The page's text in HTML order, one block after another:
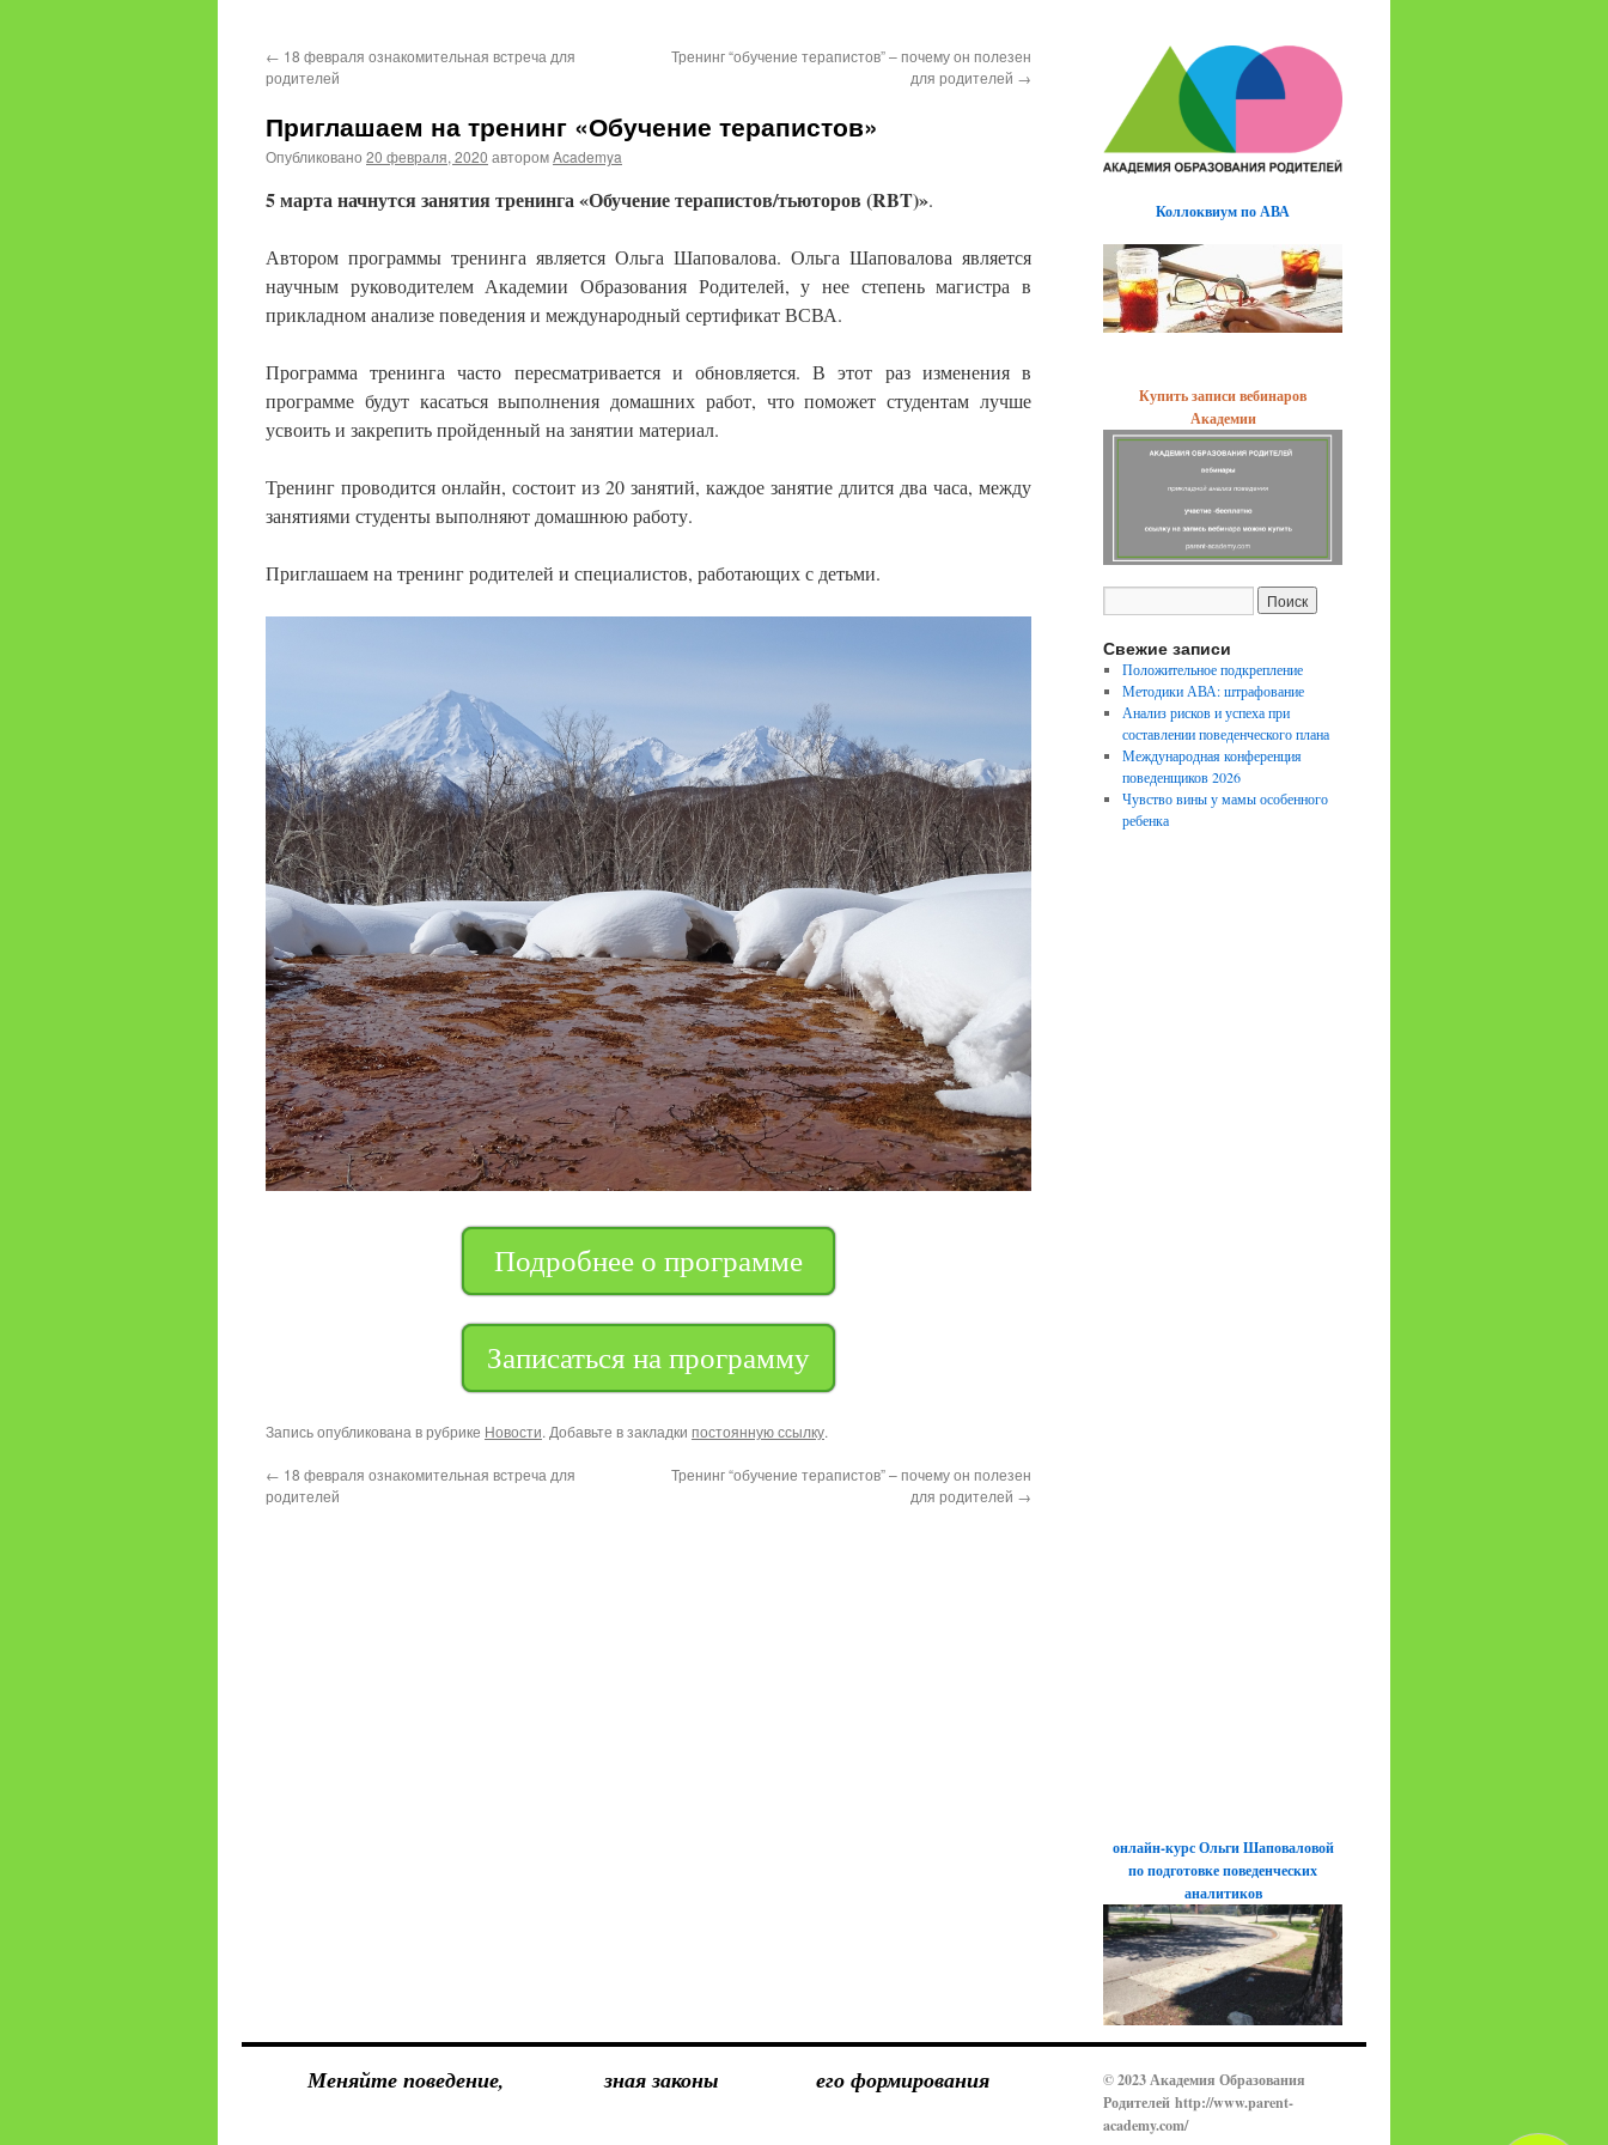
← 18 февраля ознакомительная встреча для
родителей
Тренинг “обучение терапистов” – почему он полезен
для родителей →
Приглашаем на тренинг «Обучение терапистов»
Опубликовано 20 февраля, 2020 авторомAcademya
5 мартаначнутся занятиятренинга «Обучение терапистов/тьюторов (RBT)».
Автором программы тренинга является Ольга Шаповалова. Ольга Шаповалова является
научным руководителем Академии Образования Родителей, у нее степень магистра в
прикладном анализе поведения и международный сертификат ВСВА.
Программа тренинга часто пересматривается и обновляется. В этот раз изменения в
программе будут касаться выполнения домашних работ, что поможет студентам лучше
усвоить и закрепить пройденный на занятии материал.
Тренинг проводится онлайн, состоит из 20 занятий, каждое занятие длится два часа, между
занятиями студенты выполняют домашнюю работу.
Приглашаем на тренинг родителей и специалистов, работающих с детьми.
Подробнее о программе
Записаться на программу
Запись опубликована в рубрике Новости. Добавьте в закладки постоянную ссылку.
← 18 февраля ознакомительная встреча для
родителей
Тренинг “обучение терапистов” – почему он полезен
для родителей →
Коллоквиум по АВА
Купить записи вебинаров
Академии
Свежие записи
Положительное подкрепление
Методики АВА: штрафование
Анализ рисков и успеха при
составлении поведенческого плана
Международная конференция
поведенщиков 2026
Чувство вины у мамы особенного
ребенка
онлайн-курс Ольги Шаповаловой
по подготовке поведенческих
аналитиков
Меняйте поведение, зная законы его формирования
© 2023 Академия Образования
Родителей http://www.parent-
academy.com/